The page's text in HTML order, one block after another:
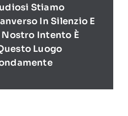
Stiamo
In Silenzio E
Intento È
Luogo